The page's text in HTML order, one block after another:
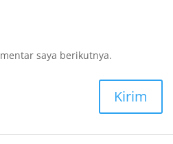
saya berikutnya.